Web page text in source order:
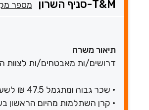
T&M-סניף השרון מספר
תיאור משרה
דרושים/ות מאבטחים/ות לצוות
• שכר גבוה ומתגמל 47.5 ₪ לשעה (כולל דמי הבראה)
• קרן השתלמות מהיום הראשון